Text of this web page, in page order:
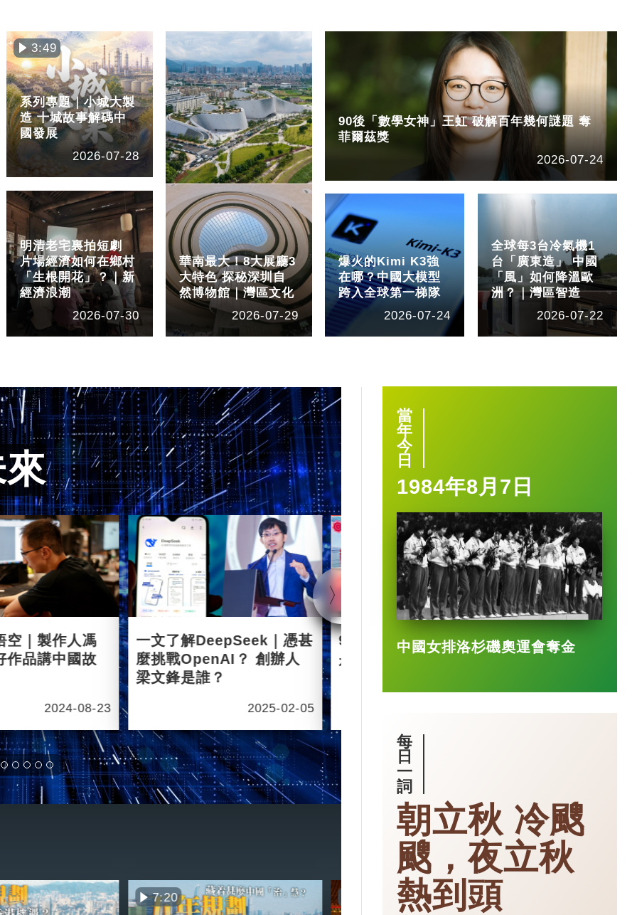
3:49
系列專題｜小城大製
造 十城故事解碼中
國發展
2026-07-28
明清老宅裏拍短劇
片場經濟如何在鄉村
「生根開花」？｜新
經濟浪潮
2026-07-30
華南最大！8大展廳3
大特色 探秘深圳自
然博物館｜灣區文化
2026-07-29
90後「數學女神」王虹 破解百年幾何謎題 奪
菲爾茲獎
2026-07-24
爆火的Kimi K3強
在哪？中國大模型
跨入全球第一梯隊
2026-07-24
全球每3台冷氣機1
台「廣東造」 中國
「風」如何降溫歐
洲？｜灣區智造
2026-07-22
空｜製作人馮
作品講中國故
2024-08-23
一文了解DeepSeek｜憑甚
麼挑戰OpenAI？ 創辦人
梁文鋒是誰？
2025-02-05
90後王興興 「英語學渣」
是機械人天才
1:40
智慧城市｜杭
市大腦」 有
7:20
當
年
今
日
1984年8月7日
中國女排洛杉磯奧運會奪金
每
日
一
詞
朝立秋 冷颼
颼，夜立秋
熱到頭